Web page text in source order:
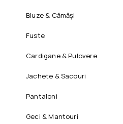
Bluze & Cămăși
Fuste
Cardigane & Pulovere
Jachete & Sacouri
Pantaloni
Geci & Mantouri